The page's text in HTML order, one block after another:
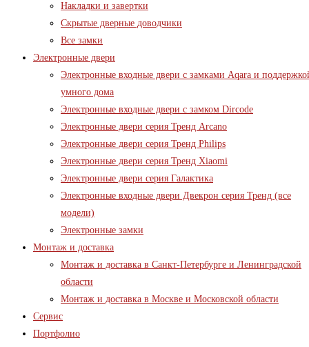
Накладки и завертки
Скрытые дверные доводчики
Все замки
Электронные двери
Электронные входные двери с замками Aqara и
умного дома
Электронные входные двери с замком Dircode
Электронные двери серия Тренд Arcano
Электронные двери серия Тренд Philips
Электронные двери серия Тренд Xiaomi
Электронные двери серия Галактика
Электронные входные двери Двекрон серия Тренд (все
модели)
Электронные замки
Монтаж и доставка
Монтаж и доставка в Санкт-Петербурге и Ленинградской
области
Монтаж и доставка в Москве и Московской области
Сервис
Портфолио